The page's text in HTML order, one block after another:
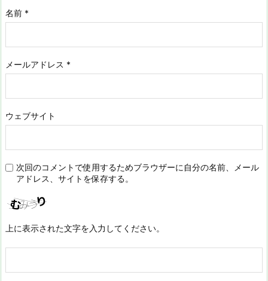
名前 *
メールアドレス *
ウェブサイト
次回のコメントで使用するためブラウザーに自分の名前、メール
アドレス、サイトを保存する。
上に表示された文字を入力してください。